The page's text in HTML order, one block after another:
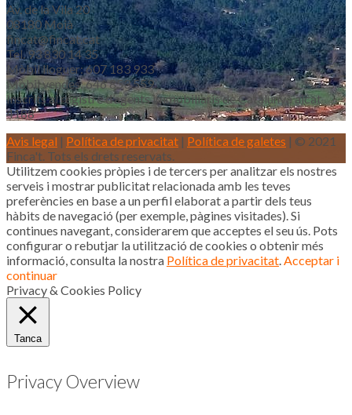
Av. de la Vila 20
08180 Moià
fincat@fincat.cat
Tel. 93 830 14 35
Mòbil lloguer: 607 183 933
Mòbil vendes: 646 853 559
Inscrits al registre d’agents immobiliaris de Catalunya aicat
4188
Avis legal | Política de privacitat | Política de galetes | © 2021
Finca't. Tots els drets reservats.
Utilitzem cookies pròpies i de tercers per analitzar els nostres
serveis i mostrar publicitat relacionada amb les teves
preferències en base a un perfil elaborat a partir dels teus
hàbits de navegació (per exemple, pàgines visitades). Si
continues navegant, considerarem que acceptes el seu ús. Pots
configurar o rebutjar la utilització de cookies o obtenir més
informació, consulta la nostra Política de privacitat Acceptar i
continuar
Privacy & Cookies Policy
Tanca
Privacy Overview